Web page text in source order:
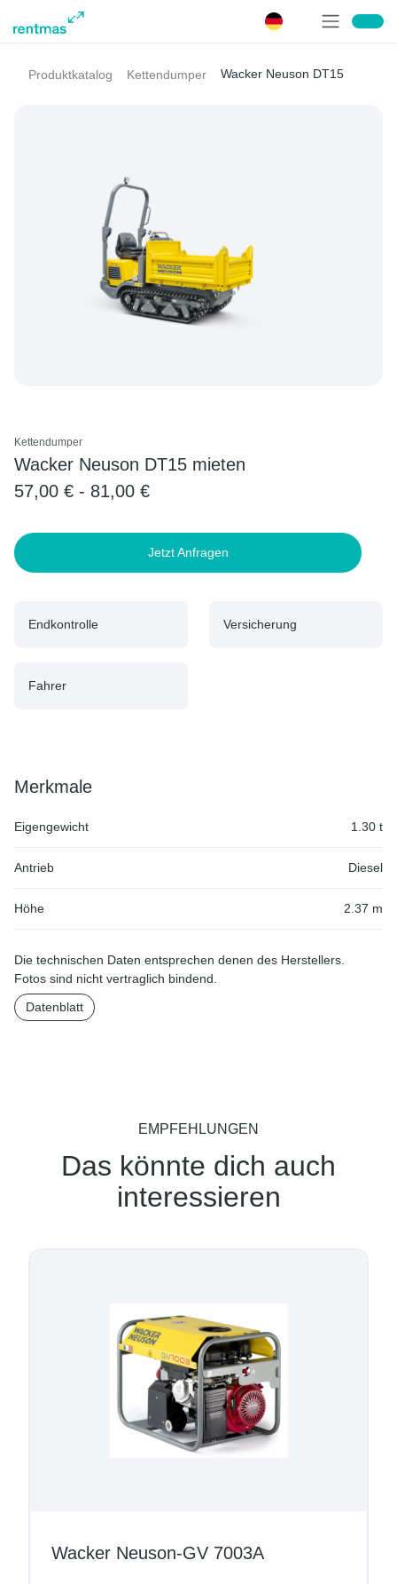
Produktkatalog Kettendumper Wacker Neuson DT15
Kettendumper
Wacker Neuson DT15 mieten
57,00 € - 81,00 €
Jetzt Anfragen
Endkontrolle Versicherung
Fahrer
Merkmale
Eigengewicht 1.30 t
Antrieb Diesel
Höhe 2.37 m
Die technischen Daten entsprechen denen des Herstellers.
Fotos sind nicht vertraglich bindend.
Datenblatt
EMPFEHLUNGEN
Das könnte dich auch
interessieren
Neuson-GV 7003A